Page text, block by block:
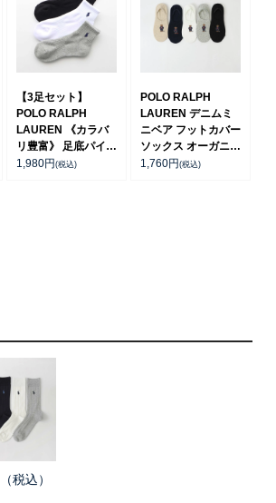
【3足セット】
POLO RALPH
LAUREN 《カラバ
リ豊富》 足底パイル
アーチサポート ワン
1,980円(税込)
POLO RALPH
LAUREN デニムミ
ニベア フットカバー
ソックス オーガニッ
クコットン混 レディ
1,760円(税込)
（税込）